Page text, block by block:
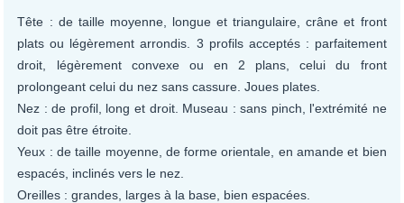
Tête : de taille moyenne, longue et triangulaire, crâne et front
plats ou légèrement arrondis. 3 profils acceptés : parfaitement
droit, légèrement convexe ou en 2 plans, celui du front
prolongeant celui du nez sans cassure. Joues plates.
Nez : de profil, long et droit. Museau : sans pinch, l'extrémité ne
doit pas être étroite.
Yeux : de taille moyenne, de forme orientale, en amande et bien
espacés, inclinés vers le nez.
Oreilles : grandes, larges à la base, bien espacées.